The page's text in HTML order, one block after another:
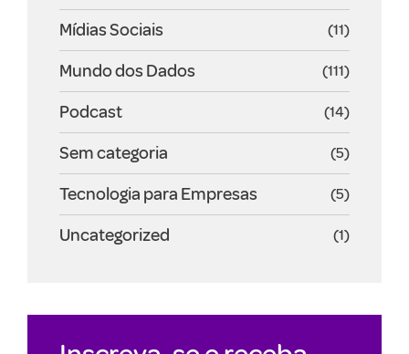
Mídias Sociais (11)
Mundo dos Dados (111)
Podcast (14)
Sem categoria (5)
Tecnologia para Empresas (5)
Uncategorized (1)